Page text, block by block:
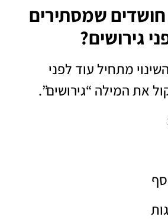
שמסתירים
גירושים?
מתחיל עוד לפני
את המילה “גירושים”.